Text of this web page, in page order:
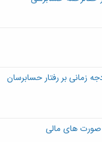
زمانی بر رفتار حسابرسان
های مالی